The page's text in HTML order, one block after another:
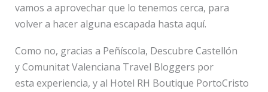
vamos a aprovechar que lo tenemos cerca, para
volver a hacer alguna escapada hasta aquí.
Como no, gracias a Peñíscola, Descubre Castellón
y Comunitat Valenciana Travel Bloggers por
esta experiencia, y al Hotel RH Boutique PortoCristo